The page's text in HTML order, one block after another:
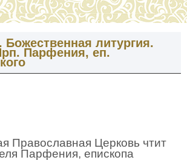
литургия.
Парфения, еп.
Православная Церковь чтит
Парфения, епископа